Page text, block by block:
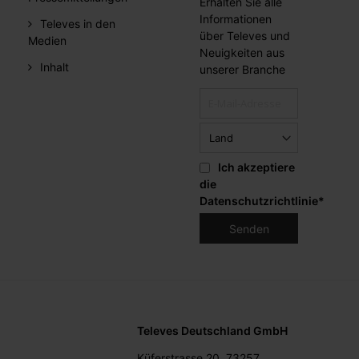
Televes in den
Medien
Inhalt
Informationen
über Televes und
Neuigkeiten aus
unserer Branche
Ich akzeptiere
die
Datenschutzrichtlinie*
Televes Deutschland GmbH